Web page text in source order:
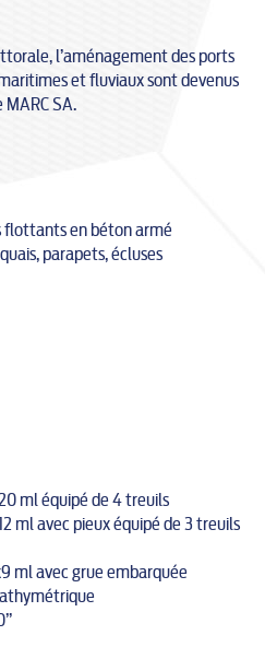
l’aménagement des ports
et fluviaux sont devenus
SA.
flottants en béton armé
parapets, écluses
ml équipé de 4 treuils
ml avec pieux équipé de 3 treuils
ml avec grue embarquée